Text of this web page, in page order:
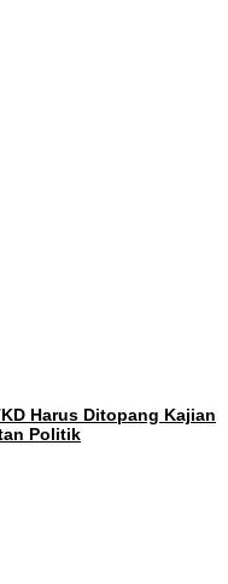
Harus Ditopang Kajian
Politik